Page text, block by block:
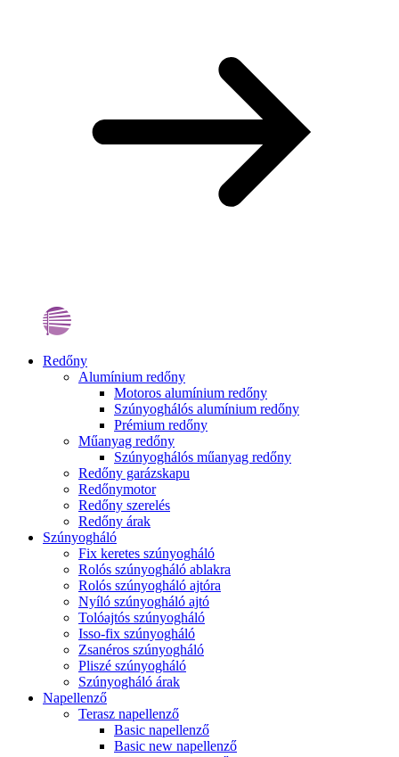
Redőny
Alumínium redőny
Motoros alumínium redőny
Szúnyoghálós alumínium redőny
Prémium redőny
Műanyag redőny
Szúnyoghálós műanyag redőny
Redőny garázskapu
Redőnymotor
Redőny szerelés
Redőny árak
Szúnyogháló
Fix keretes szúnyogháló
Rolós szúnyogháló ablakra
Rolós szúnyogháló ajtóra
Nyíló szúnyogháló ajtó
Tolóajtós szúnyogháló
Isso-fix szúnyogháló
Zsanéros szúnyogháló
Pliszé szúnyogháló
Szúnyogháló árak
Napellenző
Terasz napellenző
Basic napellenző
Basic new napellenző